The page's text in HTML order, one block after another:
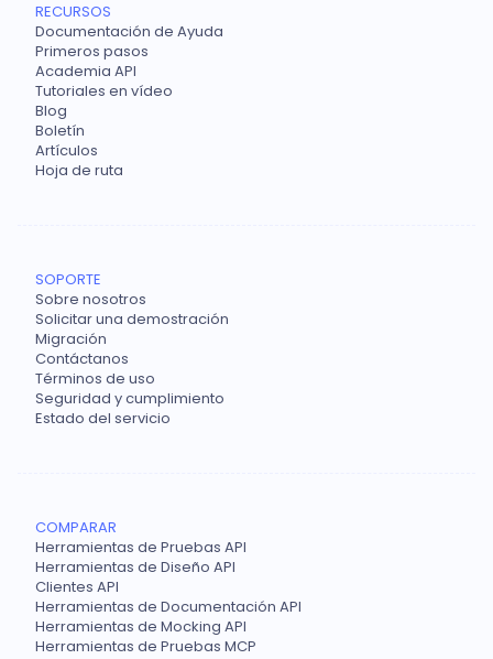
RECURSOS
Documentación de Ayuda
Primeros pasos
Academia API
Tutoriales en vídeo
Blog
Boletín
Artículos
Hoja de ruta
SOPORTE
Sobre nosotros
Solicitar una demostración
Migración
Contáctanos
Términos de uso
Seguridad y cumplimiento
Estado del servicio
COMPARAR
Herramientas de Pruebas API
Herramientas de Diseño API
Clientes API
Herramientas de Documentación API
Herramientas de Mocking API
Herramientas de Pruebas MCP